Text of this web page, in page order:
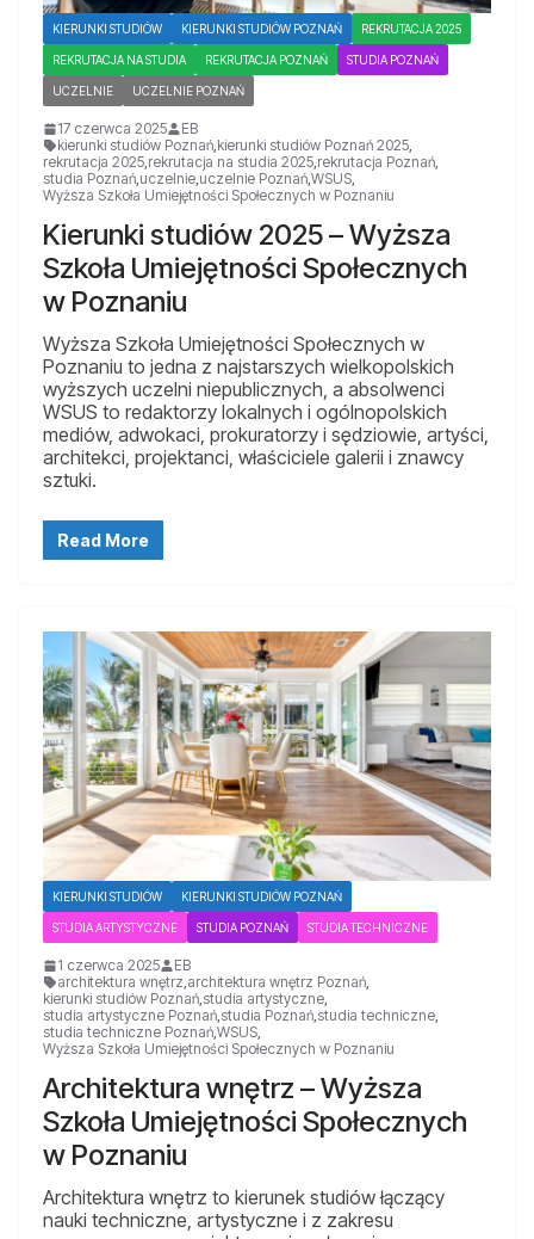
KIERUNKI STUDIÓW KIERUNKI STUDIÓW POZNAŃ REKRUTACJA 2025
REKRUTACJA NA STUDIA REKRUTACJA POZNAŃ STUDIA POZNAŃ
UCZELNIE UCZELNIE POZNAŃ
17 czerwca 2025
EB
kierunki studiów Poznań,kierunki studiów Poznań 2025,
rekrutacja 2025,rekrutacja na studia 2025,rekrutacja Poznań,
studia Poznań,uczelnie,uczelnie Poznań,WSUS,
Wyższa Szkoła Umiejętności Społecznych w Poznaniu
Kierunki studiów 2025 – Wyższa
Szkoła Umiejętności Społecznych
w Poznaniu
Wyższa Szkoła Umiejętności Społecznych w
Poznaniu to jedna z najstarszych wielkopolskich
wyższych uczelni niepublicznych, a absolwenci
WSUS to redaktorzy lokalnych i ogólnopolskich
mediów, adwokaci, prokuratorzy i sędziowie, artyści,
architekci, projektanci, właściciele galerii i znawcy
sztuki.
Read More
KIERUNKI STUDIÓW KIERUNKI STUDIÓW POZNAŃ
STUDIA ARTYSTYCZNE STUDIA POZNAŃ STUDIA TECHNICZNE
1 czerwca 2025
EB
architektura wnętrz,architektura wnętrz Poznań,
kierunki studiów Poznań,studia artystyczne,
studia artystyczne Poznań,studia Poznań,studia techniczne,
studia techniczne Poznań,WSUS,
Wyższa Szkoła Umiejętności Społecznych w Poznaniu
Architektura wnętrz – Wyższa
Szkoła Umiejętności Społecznych
w Poznaniu
Architektura wnętrz to kierunek studiów łączący
nauki techniczne, artystyczne i z zakresu